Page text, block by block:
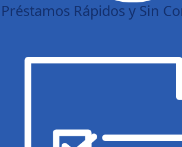
Préstamos Rápidos y Sin